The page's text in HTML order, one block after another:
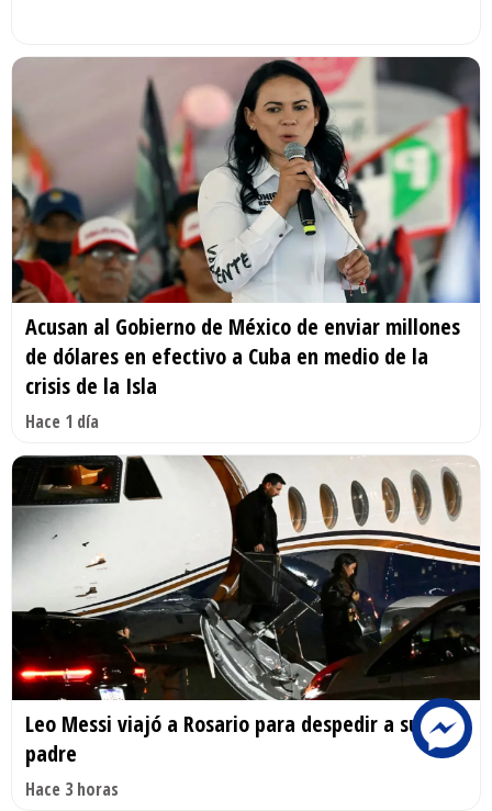
Acusan al Gobierno de México de enviar millones
de dólares en efectivo a Cuba en medio de la
crisis de la Isla
Hace 1 día
Leo Messi viajó a Rosario para despedir a su
padre
Hace 3 horas